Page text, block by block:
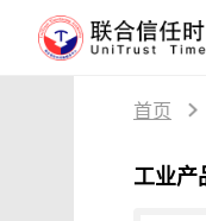
首页
工业产